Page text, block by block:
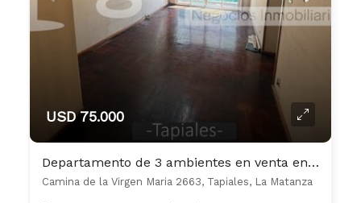
USD 75.000
Departamento de 3 ambientes en venta en Tapiales
Camina de la Virgen Maria 2663, Tapiales, La Matanza